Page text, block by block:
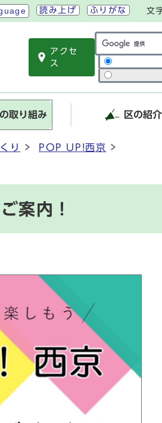
読み上げ ふりがな 文
アクセ
ス
サイト内検索
取り組み 区の紹介
り POP UP!西京
案内！